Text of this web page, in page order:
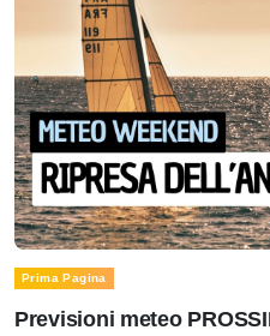
Prima Pagina
Previsioni meteo